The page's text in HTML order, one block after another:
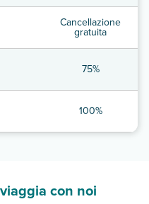
Cancellazione
gratuita
75%
100%
con noi